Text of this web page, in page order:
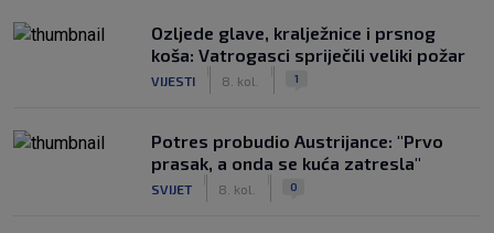
Ozljede glave, kralježnice i prsnog
koša: Vatrogasci spriječili veliki požar
VIJESTI 8. kol. 1
Potres probudio Austrijance: "Prvo
prasak, a onda se kuća zatresla"
SVIJET 8. kol. 0